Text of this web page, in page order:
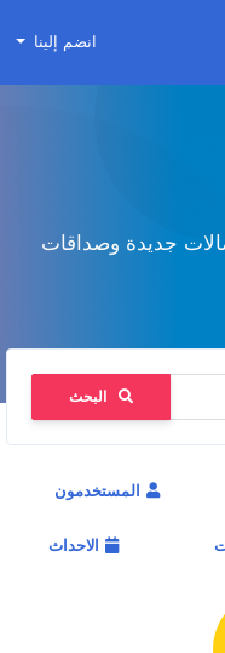
انضم إلينا
جديدة وصداقات
البحث
المستخدمون
الاحداث